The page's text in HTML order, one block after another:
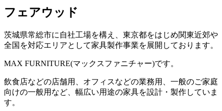
フェアウッド
茨城県常総市に自社工場を構え、東京都をはじめ関東近郊や
全国を対応エリアとして家具製作事業を展開しております。
MAX FURNITURE(マックスファニチャー)です。
飲食店などの店舗用、オフィスなどの業務用、一般のご家庭
向けの一般用など、幅広い用途の家具を設計・製作していま
す。